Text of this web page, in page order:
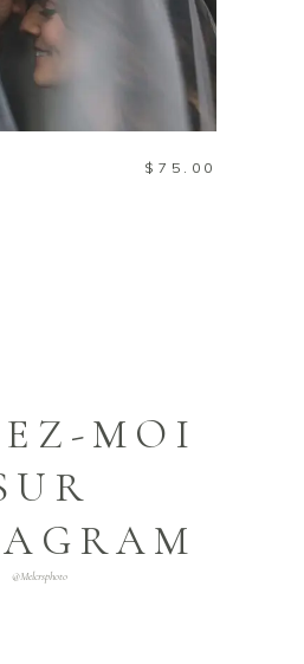
AU PANIER
$ 75.00
MOI
@melcrsphoto